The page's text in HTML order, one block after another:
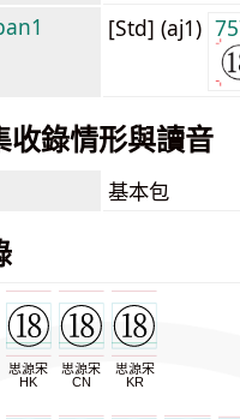
[Std] (aj1)
收錄情形與讀音
基本包
思源宋
HK
思源宋
CN
思源宋
KR